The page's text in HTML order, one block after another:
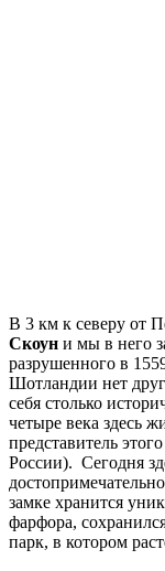
В 3 км к северу от
Скоун и мы в него
разрушенного в
Шотландии нет
себя столько
четыре века здесь
представитель
России). Сегодня
замке хранится
фарфора,
парк, в котором